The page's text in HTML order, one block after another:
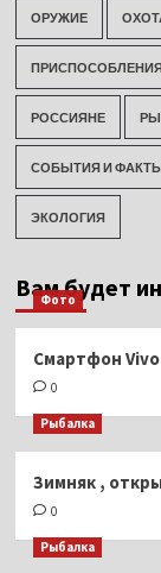
ОРУЖИЕ
РОССИЯНЕ
СОБЫТИЯ И
ЭКОЛОГИЯ
Вам будет
Фото
Смартфон Vivo
0
Рыбалка
Зимняк ,
0
Рыбалка